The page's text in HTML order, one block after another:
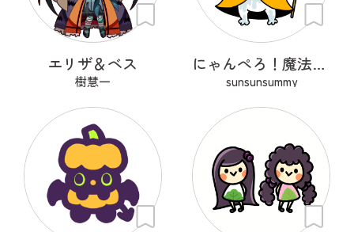
エリザ＆ベス
樹慧一
にゃんぺろ！魔法使いっ
sunsunsummy